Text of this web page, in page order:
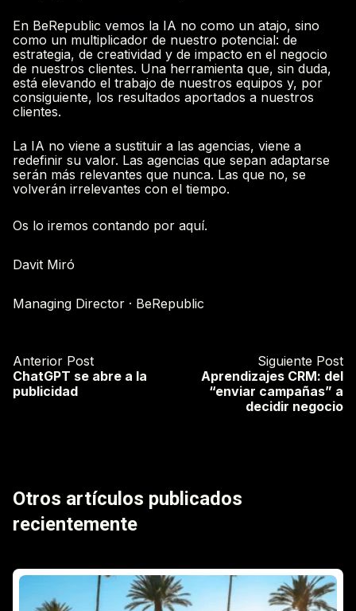
En BeRepublic vemos la IA no como un atajo, sino
como un multiplicador de nuestro potencial: de
estrategia, de creatividad y de impacto en el negocio
de nuestros clientes. Una herramienta que, sin duda,
está elevando el trabajo de nuestros equipos y, por
consiguiente, los resultados aportados a nuestros
clientes.
La IA no viene a sustituir a las agencias, viene a
redefinir su valor. Las agencias que sepan adaptarse
serán más relevantes que nunca. Las que no, se
volverán irrelevantes con el tiempo.
Os lo iremos contando por aquí.
Davit Miró
Managing Director · BeRepublic
Anterior Post
ChatGPT se abre a la
publicidad
Siguiente Post
Aprendizajes CRM: del
“enviar campañas” a
decidir negocio
Otros artículos publicados
recientemente